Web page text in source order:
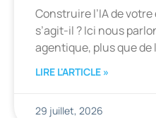
Construire l’IA de
s’agit-il ? Ici nous
agentique, plus que de
LIRE L'ARTICLE »
29 juillet, 2026